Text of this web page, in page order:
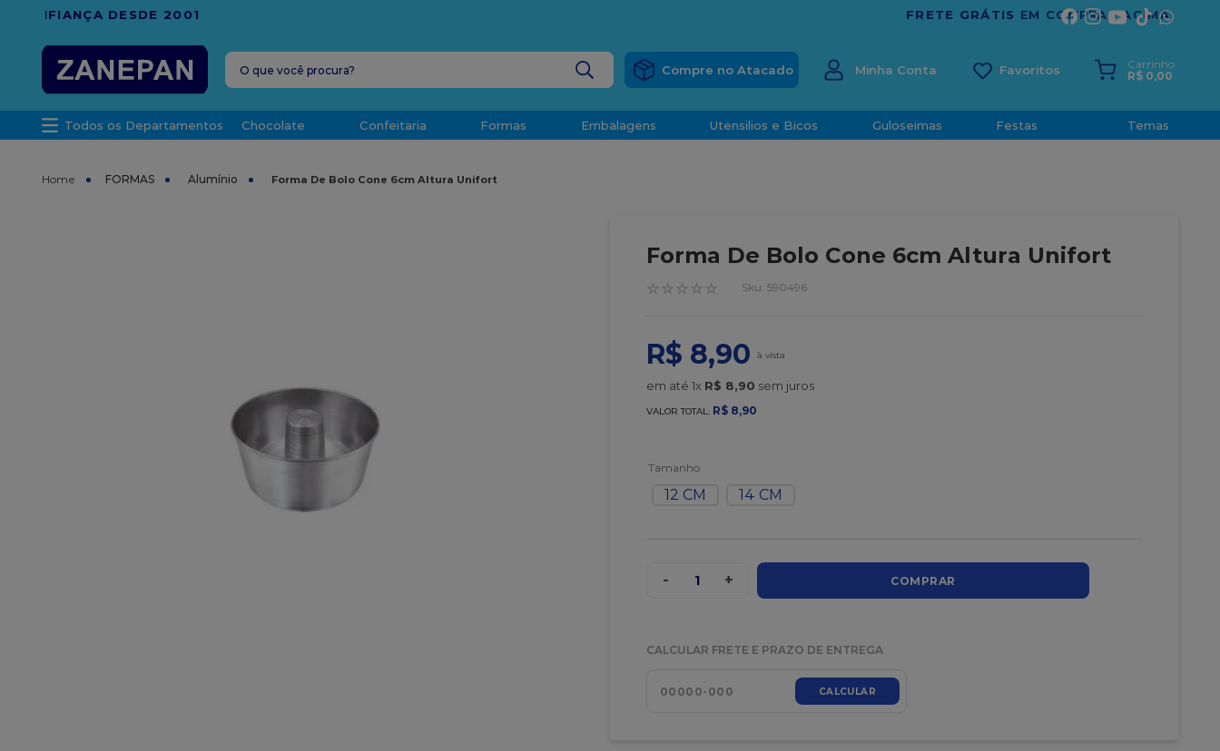
O que você procura?
Minha Conta
Carrinho
R$ 0,00
Todos os Departamentos Chocolate Confeitaria Formas Embalagens Utensilios e Bicos Guloseimas Festas Temas
FORMAS Alumínio Forma De Bolo Cone 6cm Altura Unifort
Forma De Bolo Cone 6cm Altura Unifort
☆ ☆ ☆ ☆ ☆ : 590496
R$ 8,90
em até 1x R$ 8,90 sem juros
VALOR TOTAL: R$ 8,90
Tamanho
12 CM 14 CM
- 1 + COMPRAR
CALCULAR FRETE E PRAZO DE ENTREGA
CALCULAR
leite condensado
9
chocolate